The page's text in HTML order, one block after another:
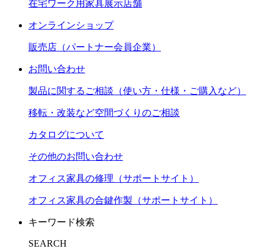
在宅ワーク用家具展示店舗
オンラインショップ
販売店（パートナー会員企業）
お問い合わせ
製品に関するご相談（使い方・仕様・ご購入など）
移転・改装など空間づくりのご相談
カタログについて
その他のお問い合わせ
オフィス家具の修理（サポートサイト）
オフィス家具の合鍵作製（サポートサイト）
キーワード検索
SEARCH